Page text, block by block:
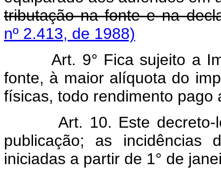
tributação na fonte e na
nº 2.413, de 1988)
Art. 9° Fica sujeito a
fonte, à maior alíquota do
físicas, todo rendimento pago
Art. 10. Este
publicação; as incidências
iniciadas a partir de 1° de